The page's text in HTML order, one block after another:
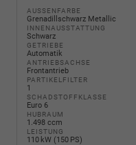
AUSSENFARBE
Grenadillschwarz Metallic
INNENAUSSTATTUNG
Schwarz
GETRIEBE
Automatik
ANTRIEBSACHSE
Frontantrieb
PARTIKELFILTER
1
SCHADSTOFFKLASSE
Euro 6
HUBRAUM
1.498 ccm
LEISTUNG
110 kW (150 PS)